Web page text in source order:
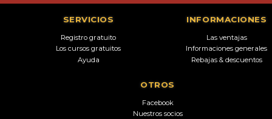
SERVICIOS
Registro gratuito
Los cursos gratuitos
Ayuda
INFORMACIONES
Las ventajas
Informaciones generales
Rebajas & descuentos
OTROS
Facebook
Nuestros socios